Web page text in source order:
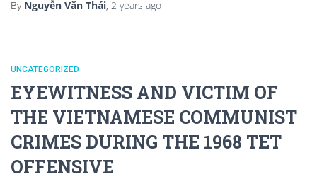
By Nguyễn Văn Thái, 2 years ago
UNCATEGORIZED
EYEWITNESS AND VICTIM OF
THE VIETNAMESE COMMUNIST
CRIMES DURING THE 1968 TET
OFFENSIVE